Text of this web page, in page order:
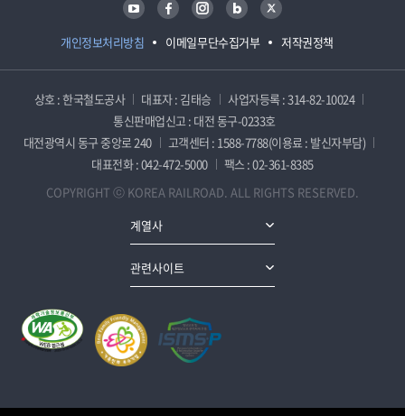
개인정보처리방침 이메일무단수집거부 저작권정책
상호 : 한국철도공사 대표자 : 김태승
사업자등록 : 314-82-10024
통신판매업신고 : 대전 동구-0233호
대전광역시 동구 중앙로 240
고객센터 : 1588-7788(이용료 : 발신자부담)
대표전화 : 042-472-5000
팩스 : 02-361-8385
COPYRIGHT ⓒ KOREA RAILROAD. ALL RIGHTS RESERVED.
계열사
관련사이트